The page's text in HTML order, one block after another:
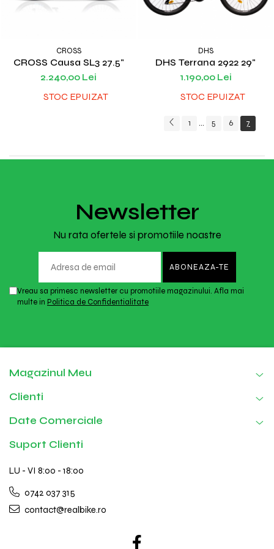
CROSS
CROSS Causa SL3 27.5"
2.240,00 Lei
STOC EPUIZAT
DHS
DHS Terrana 2922 29"
1.190,00 Lei
STOC EPUIZAT
1 ... 5 6 7
Newsletter
Nu rata ofertele si promotiile noastre
Vreau sa primesc newsletter cu promotiile magazinului. Afla mai
multe in Politica de Confidentialitate
Magazinul Meu
Clienti
Date Comerciale
Suport Clienti
LU - VI 8:00 - 18:00
0742 037 315
contact@realbike.ro